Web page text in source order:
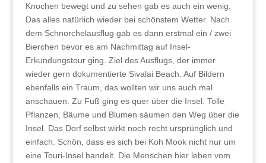
Knochen bewegt und zu sehen gab es auch ein wenig.
Das alles natürlich wieder bei schönstem Wetter. Nach
dem Schnorchelausflug gab es dann erstmal ein / zwei
Bierchen bevor es am Nachmittag auf Insel-
Erkundungstour ging. Ziel des Ausflugs, der immer
wieder gern dokumentierte Sivalai Beach. Auf Bildern
ebenfalls ein Traum, das wollten wir uns auch mal
anschauen. Zu Fuß ging es quer über die Insel. Tolle
Pflanzen, Bäume und Blumen säumen den Weg über die
Insel. Das Dorf selbst wirkt noch recht ursprünglich und
einfach. Schön, dass es sich bei Koh Mook nicht nur um
eine Touri-Insel handelt. Die Menschen hier leben vom